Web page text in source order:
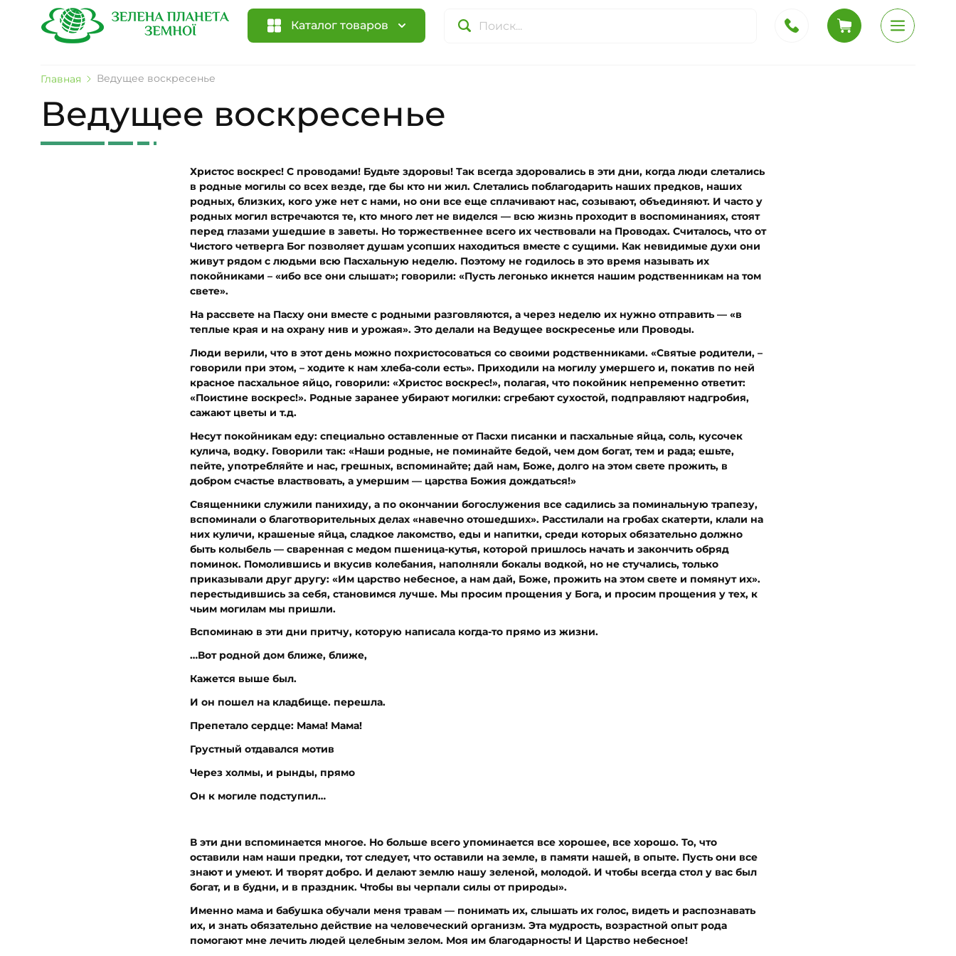
Каталог товаров
Главная Ведущее воскресенье
Ведущее воскресенье
Христос воскрес! С проводами! Будьте здоровы! Так всегда здоровались в эти дни, когда люди слетались
в родные могилы со всех везде, где бы кто ни жил. Слетались поблагодарить наших предков, наших
родных, близких, кого уже нет с нами, но они все еще сплачивают нас, созывают, объединяют. И часто у
родных могил встречаются те, кто много лет не виделся — всю жизнь проходит в воспоминаниях, стоят
перед глазами ушедшие в заветы. Но торжественнее всего их чествовали на Проводах. Считалось, что от
Чистого четверга Бог позволяет душам усопших находиться вместе с сущими. Как невидимые духи они
живут рядом с людьми всю Пасхальную неделю. Поэтому не годилось в это время называть их
покойниками – «ибо все они слышат»; говорили: «Пусть легонько икнется нашим родственникам на том
свете».
На рассвете на Пасху они вместе с родными разговляются, а через неделю их нужно отправить — «в
теплые края и на охрану нив и урожая». Это делали на Ведущее воскресенье или Проводы.
Люди верили, что в этот день можно похристосоваться со своими родственниками. «Святые родители, –
говорили при этом, – ходите к нам хлеба-соли есть». Приходили на могилу умершего и, покатив по ней
красное пасхальное яйцо, говорили: «Христос воскрес!», полагая, что покойник непременно ответит:
«Поистине воскрес!». Родные заранее убирают могилки: сгребают сухостой, подправляют надгробия,
сажают цветы и т.д.
Несут покойникам еду: специально оставленные от Пасхи писанки и пасхальные яйца, соль, кусочек
кулича, водку. Говорили так: «Наши родные, не поминайте бедой, чем дом богат, тем и рада; ешьте,
пейте, употребляйте и нас, грешных, вспоминайте; дай нам, Боже, долго на этом свете прожить, в
добром счастье властвовать, а умершим — царства Божия дождаться!»
Священники служили панихиду, а по окончании богослужения все садились за поминальную трапезу,
вспоминали о благотворительных делах «навечно отошедших». Расстилали на гробах скатерти, клали на
них куличи, крашеные яйца, сладкое лакомство, еды и напитки, среди которых обязательно должно
быть колыбель — сваренная с медом пшеница-кутья, которой пришлось начать и закончить обряд
поминок. Помолившись и вкусив колебания, наполняли бокалы водкой, но не стучались, только
приказывали друг другу: «Им царство небесное, а нам дай, Боже, прожить на этом свете и помянут их».
перестыдившись за себя, становимся лучше. Мы просим прощения у Бога, и просим прощения у тех, к
чьим могилам мы пришли.
Вспоминаю в эти дни притчу, которую написала когда-то прямо из жизни.
…Вот родной дом ближе, ближе,
Кажется выше был.
И он пошел на кладбище. перешла.
Препетало сердце: Мама! Мама!
Грустный отдавался мотив
Через холмы, и рынды, прямо
Он к могиле подступил…
В эти дни вспоминается многое. Но больше всего упоминается все хорошее, все хорошо. То, что
оставили нам наши предки, тот следует, что оставили на земле, в памяти нашей, в опыте. Пусть они все
знают и умеют. И творят добро. И делают землю нашу зеленой, молодой. И чтобы всегда стол у вас был
богат, и в будни, и в праздник. Чтобы вы черпали силы от природы».
Именно мама и бабушка обучали меня травам — понимать их, слышать их голос, видеть и распознавать
их, и знать обязательно действие на человеческий организм. Эта мудрость, возрастной опыт рода
помогают мне лечить людей целебным зелом. Моя им благодарность! И Царство небесное!